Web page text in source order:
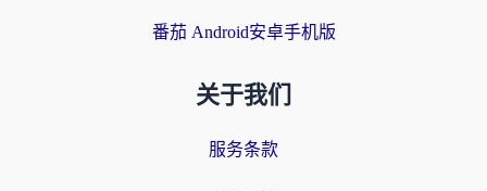
番茄 Android安卓手机版
关于我们
服务条款